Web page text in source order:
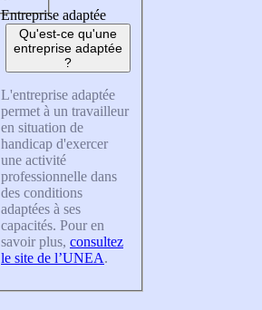
Entreprise adaptée
Qu'est-ce qu'une
entreprise adaptée
?
L'entreprise adaptée
permet à un travailleur
en situation de
handicap d'exercer
une activité
professionnelle dans
des conditions
adaptées à ses
capacités. Pour en
savoir plus, consultez
le site de l’UNEA.